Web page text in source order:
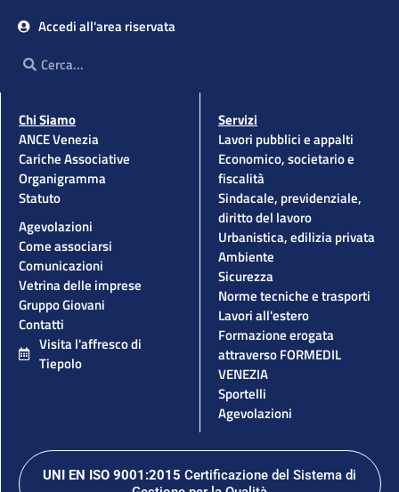
Accedi all'area riservata
Cerca
Chi Siamo
ANCE Venezia
Cariche Associative
Organigramma
Statuto
Agevolazioni
Come associarsi
Comunicazioni
Vetrina delle imprese
Gruppo Giovani
Contatti
Visita l'affresco di
Tiepolo
Servizi
Lavori pubblici e appalti
Economico, societario e
fiscalità
Sindacale, previdenziale,
diritto del lavoro
Urbanistica, edilizia privata
Ambiente
Sicurezza
Norme tecniche e trasporti
Lavori all'estero
Formazione erogata
attraverso FORMEDIL
VENEZIA
Sportelli
Agevolazioni
UNI EN ISO 9001:2015 Certificazione del Sistema di